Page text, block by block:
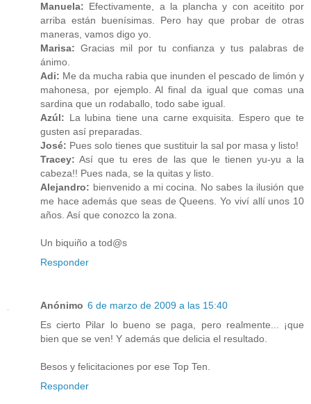
Manuela: Efectivamente, a la plancha y con aceitito por
arriba están buenísimas. Pero hay que probar de otras
maneras, vamos digo yo.
Marisa: Gracias mil por tu confianza y tus palabras de
ánimo.
Adi: Me da mucha rabia que inunden el pescado de limón y
mahonesa, por ejemplo. Al final da igual que comas una
sardina que un rodaballo, todo sabe igual.
Azúl: La lubina tiene una carne exquisita. Espero que te
gusten así preparadas.
José: Pues solo tienes que sustituir la sal por masa y listo!
Tracey: Así que tu eres de las que le tienen yu-yu a la
cabeza!! Pues nada, se la quitas y listo.
Alejandro: bienvenido a mi cocina. No sabes la ilusión que
me hace además que seas de Queens. Yo viví allí unos 10
años. Así que conozco la zona.
Un biquiño a tod@s
Responder
Anónimo 6 de marzo de 2009 a las 15:40
Es cierto Pilar lo bueno se paga, pero realmente... ¡que
bien que se ven! Y además que delicia el resultado.
Besos y felicitaciones por ese Top Ten.
Responder